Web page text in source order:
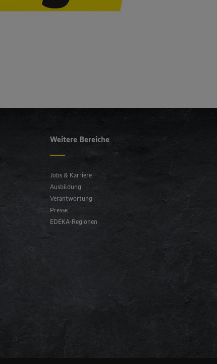
Weitere Bereiche
Jobs & Karriere
Ausbildung
Verantwortung
Presse
EDEKA-Regionen